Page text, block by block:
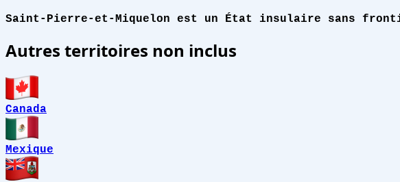
Saint-Pierre-et-Miquelon est un État insulaire sans
Autres territoires non inclus
Canada
Mexique